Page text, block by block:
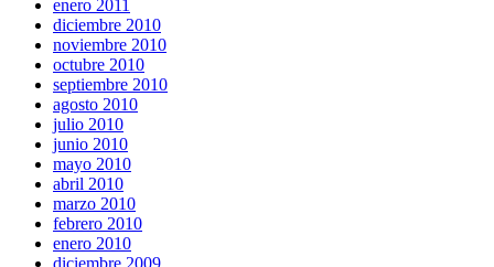
enero 2011
diciembre 2010
noviembre 2010
octubre 2010
septiembre 2010
agosto 2010
julio 2010
junio 2010
mayo 2010
abril 2010
marzo 2010
febrero 2010
enero 2010
diciembre 2009